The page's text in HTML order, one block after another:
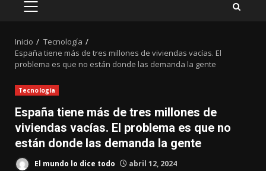
MENÚ
Inicio
Tecnología
España tiene más de tres millones de viviendas vacías. El
problema es que no están donde las demanda la gente
Tecnología
España tiene más de tres millones de
viviendas vacías. El problema es que no
están donde las demanda la gente
El mundo lo dice todo abril 12, 2024